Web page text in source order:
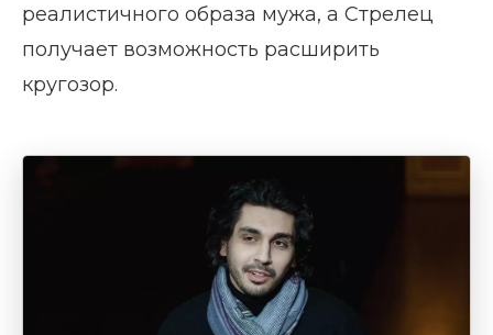
реалистичного образа мужа, а Стрелец
получает возможность расширить
кругозор.